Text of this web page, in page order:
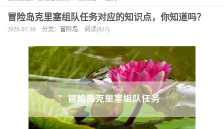
冒险岛克里塞组队任务对应的知识点，你知道吗？
2026-07-30 分类： 冒险岛 阅读(837)